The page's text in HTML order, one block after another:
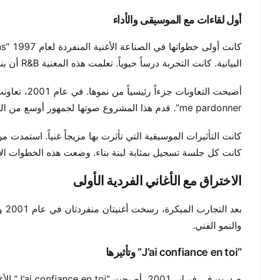
أول لقاءات مع الموسيقى والأداء
البيانية. كانت التجربة درساً حيوياً. تعلمت هذه المغنية R&B أن بناء مهنة يتطلب الصبر والتنقية.
me pardonner”. قدم هذا المشروع صوتها لجمهور أوسع من الهتافات. كان خطوة حيوية في فهم ديناميات الاستوديو.
كانت التأثيرات الموسيقية التي تأثرت بها مزيجاً غنياً. استمدت
كانت كل جلسة تسجيل بمثابة لبنة بناء. وضعت هذه الخطوات
الاختراق مع الأغاني الفردية الأولى
والنمو الفني.
“J’ai confiance en toi” وتأثيرها